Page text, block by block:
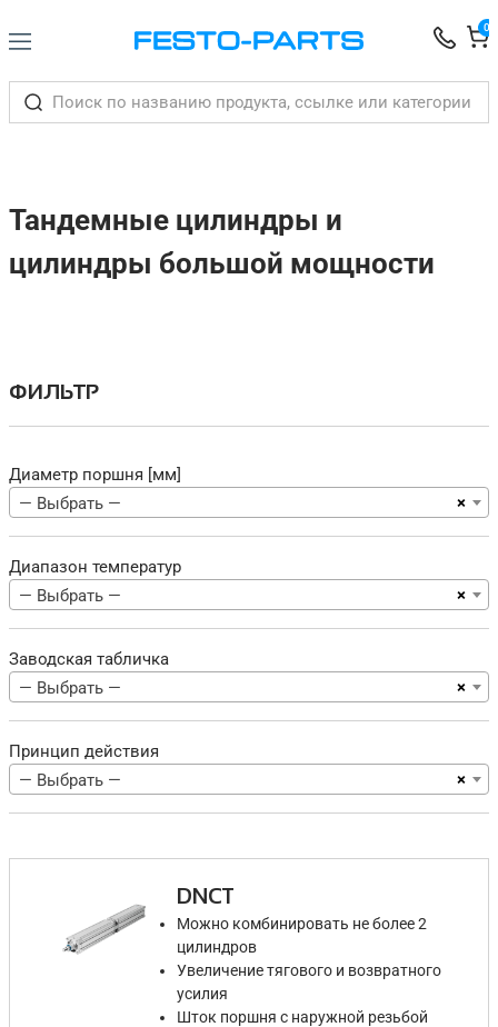
0
Тандемные цилиндры и
цилиндры большой мощности
ФИЛЬТР
Диаметр поршня [мм]
×
— Выбрать —
Диапазон температур
×
— Выбрать —
Заводская табличка
×
— Выбрать —
Принцип действия
×
— Выбрать —
DNCT
Можно комбинировать не более 2
цилиндров
Увеличение тягового и возвратного
усилия
Шток поршня с наружной резьбой